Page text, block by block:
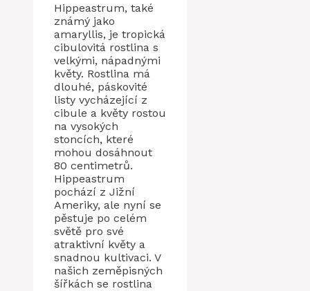
Hippeastrum, také
známý jako
amaryllis, je tropická
cibulovitá rostlina s
velkými, nápadnými
květy. Rostlina má
dlouhé, páskovité
listy vycházející z
cibule a květy rostou
na vysokých
stoncích, které
mohou dosáhnout
80 centimetrů.
Hippeastrum
pochází z Jižní
Ameriky, ale nyní se
pěstuje po celém
světě pro své
atraktivní květy a
snadnou kultivaci. V
našich zeměpisných
šířkách se rostlina